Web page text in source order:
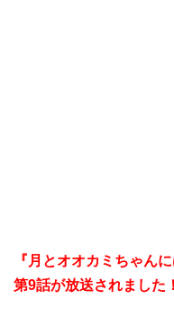
『月とオオカミちゃん
第9話が放送されました！